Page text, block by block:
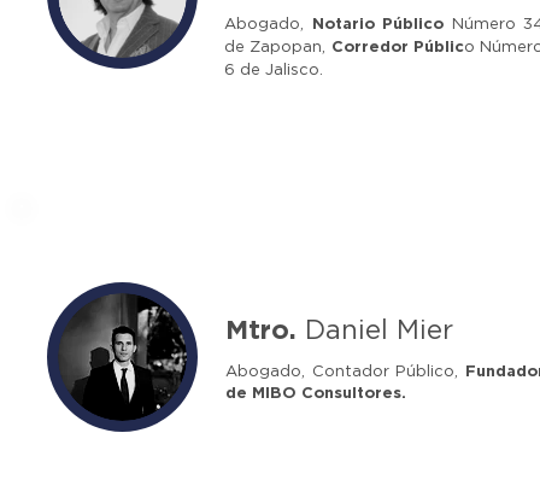
Abogado, Notario Público
Número
de Zapopan, Corredor Público
6 de Jalisco.
Mtro. Daniel Mier
Abogado, Contador Público,
de MIBO Consultores.